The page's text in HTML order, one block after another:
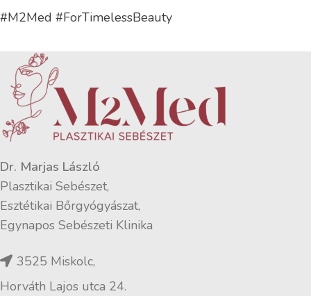
#M2Med #ForTimelessBeauty
Dr. Marjas László
Plasztikai Sebészet,
Esztétikai Bőrgyógyászat,
Egynapos Sebészeti Klinika
3525 Miskolc,
Horváth Lajos utca 24.